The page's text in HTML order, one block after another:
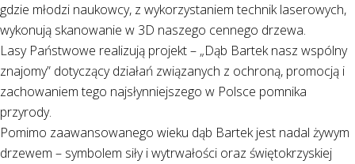
gdzie młodzi naukowcy, z wykorzystaniem technik laserowych,
wykonują skanowanie w 3D naszego cennego drzewa.
Lasy Państwowe realizują projekt – „Dąb Bartek nasz wspólny
znajomy” dotyczący działań związanych z ochroną, promocją i
zachowaniem tego najsłynniejszego w Polsce pomnika
przyrody.
Pomimo zaawansowanego wieku dąb Bartek jest nadal żywym
drzewem – symbolem siły i wytrwałości oraz świętokrzyskiej